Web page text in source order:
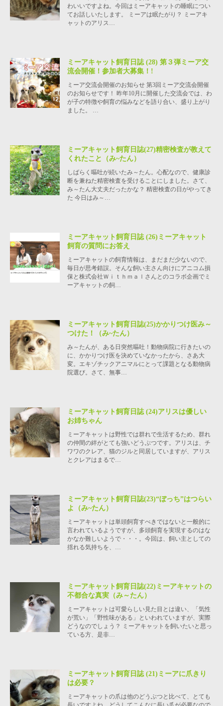
わいいですよね。今回はミーアキャットの睡眠につい
てお話しいたします。 ミーアは眠たがり？ ミーアキ
ャットのアリス…
ミーアキャット飼育日誌 (28) 第３弾ミーア交
流会開催！参加者大募集！!
ミーア交流会開催のお知らせ 第3回ミーア交流会開催
のお知らせです！ 昨年10月に開催した交流会では、わ
が子の特徴や飼育の悩みなどを語り合い、盛り上がり
ました。 …
ミーアキャット飼育日誌(27)精密検査が教えて
くれたこと（み~たん）
しばらく嘔吐が続いたみ～たん。心配なので、健康診
断を兼ねた精密検査を受けることにしました。さて、
み～たん大丈夫だったかな？ 精密検査の日がやってき
た 今日はみ～…
ミーアキャット飼育日誌 (26)ミーアキャット
飼育の質問にお答え
ミーアキャットの飼育情報は、まだまだ少ないので、
毎日が思考錯誤。そんな飼い主さん向けにアニコム損
保と株式会社Ｗｉｔｈｍａｌさんとのコラボ企画でミ
ーアキャットの飼…
ミーアキャット飼育日誌(25)かかりつけ医み～
つけた！（み~たん）
み～たんが、ある日突然嘔吐！動物病院に行きたいの
に、かかりつけ医を決めていなかったから、さあ大
変。エキゾチックアニマルにとって課題となる動物病
院選び。さて、無事…
ミーアキャット飼育日誌 (24)アリスは優しい
お姉ちゃん
ミーアキャットは野性では群れで生活するため、群れ
の仲間の絆がとても強いどうぶつです。アリスは、チ
ワワのクレア、猫のジルと同居していますが、アリス
とクレアはまるで…
ミーアキャット飼育日誌(23)“ぼっち”はつらい
よ（み~たん）
ミーアキャットは単頭飼育すべきではないと一般的に
言われているようですが、多頭飼育を実現するのはな
かなか難しいようで・・・。今回は、飼い主としての
揺れる気持ちを、…
ミーアキャット飼育日誌(22)ミーアキャットの
不都合な真実（み～たん）
ミーアキャットは可愛らしい見た目とは違い、「気性
が荒い」「野性味がある」といわれていますが、実際
どうなのでしょう？ ミーアキャットを飼いたいと思っ
ている方、是非…
ミーアキャット飼育日誌 (21)ミーアに爪きり
は必要？
ミーアキャットの爪は他のどうぶつと比べて、とても